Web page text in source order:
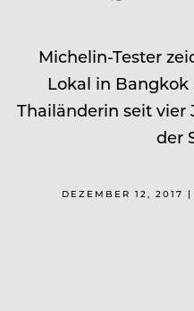
Michelin-Tester
Lokal in Bangkok
Thailänderin seit
der
DEZEMBER 12, 2017 |